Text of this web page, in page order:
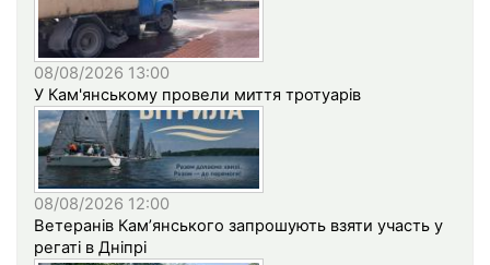
08/08/2026 13:00
У Кам'янському провели миття тротуарів
08/08/2026 12:00
Ветеранів Кам’янського запрошують взяти участь у
регаті в Дніпрі